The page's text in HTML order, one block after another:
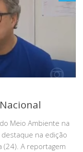
Meio Ambiente na
na edição
(24). A reportagem